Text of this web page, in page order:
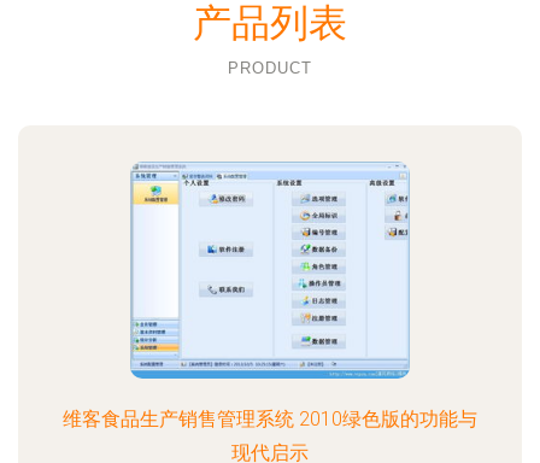
产品列表
PRODUCT
维客食品生产销售管理系统 2010绿色版的功能与
现代启示